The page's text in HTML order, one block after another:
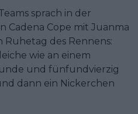
sprach in der
Cadena Cope mit Juanma
Ruhetag des Rennens:
wie an einem
und fünfundvierzig
dann ein Nickerchen